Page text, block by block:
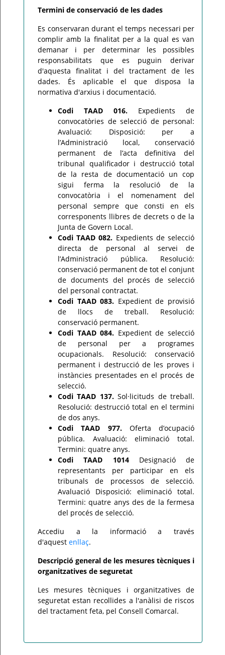
Termini de conservació de les dades
Es conservaran durant el temps necessari per
complir amb la finalitat per a la qual es van
demanar i per determinar les possibles
responsabilitats que es puguin derivar
d'aquesta finalitat i del tractament de les
dades. És aplicable el que disposa la
normativa d'arxius i documentació.
Codi TAAD 016. Expedients de
convocatòries de selecció de personal:
Avaluació: Disposició: per a
l’Administració local, conservació
permanent de l’acta definitiva del
tribunal qualificador i destrucció total
de la resta de documentació un cop
sigui ferma la resolució de la
convocatòria i el nomenament del
personal sempre que consti en els
corresponents llibres de decrets o de la
Junta de Govern Local.
Codi TAAD 082. Expedients de selecció
directa de personal al servei de
l’Administració pública. Resolució:
conservació permanent de tot el conjunt
de documents del procés de selecció
del personal contractat.
Codi TAAD 083. Expedient de provisió
de llocs de treball. Resolució:
conservació permanent.
Codi TAAD 084. Expedient de selecció
de personal per a programes
ocupacionals. Resolució: conservació
permanent i destrucció de les proves i
instàncies presentades en el procés de
selecció.
Codi TAAD 137.Sol·licituds de treball.
Resolució: destrucció total en el termini
de dos anys.
Codi TAAD 977.Oferta d’ocupació
pública. Avaluació: eliminació total.
Termini: quatre anys.
Codi TAAD 1014Designació de
representants per participar en els
tribunals de processos de selecció.
Avaluació Disposició: eliminació total.
Termini: quatre anys des de la fermesa
del procés de selecció.
Accediu a la informació a través
d'aquest enllaç.
Descripció general de les mesures tècniques i
organitzatives de seguretat
Les mesures tècniques i organitzatives de
seguretat estan recollides a l'anàlisi de riscos
del tractament feta, pel Consell Comarcal.